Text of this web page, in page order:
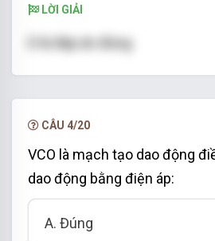
LỜI GIẢI
D là đáp án đúng
CÂU 4/20
VCO là mạch tạo dao động
dao động bằng điện áp:
A. Đúng